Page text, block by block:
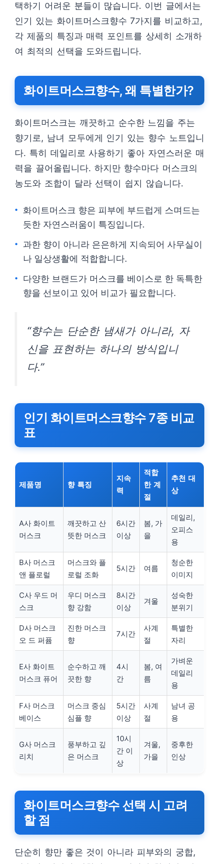
택하기 어려운 분들이 많습니다. 이번 글에서는
인기 있는 화이트머스크향수 7가지를 비교하고,
각 제품의 특징과 매력 포인트를 상세히 소개하
여 최적의 선택을 도와드립니다.
화이트머스크향수, 왜 특별한가?
화이트머스크는 깨끗하고 순수한 느낌을 주는
향기로, 남녀 모두에게 인기 있는 향수 노트입니
다. 특히 데일리로 사용하기 좋아 자연스러운 매
력을 끌어올립니다. 하지만 향수마다 머스크의
농도와 조합이 달라 선택이 쉽지 않습니다.
화이트머스크 향은 피부에 부드럽게 스며드는
듯한 자연스러움이 특징입니다.
과한 향이 아니라 은은하게 지속되어 사무실이
나 일상생활에 적합합니다.
다양한 브랜드가 머스크를 베이스로 한 독특한
향을 선보이고 있어 비교가 필요합니다.
“향수는 단순한 냄새가 아니라, 자
신을 표현하는 하나의 방식입니
다.”
인기 화이트머스크향수 7종 비교
표
제품명 향 특징
지속
력
적합
한 계
절
추천 대
상
A사 화이트
머스크
깨끗하고 산
뜻한 머스크
6시간
이상
봄, 가
을
데일리,
오피스
용
B사 머스크
앤 플로럴
머스크와 플
로럴 조화
5시간 여름
청순한
이미지
C사 우드 머
스크
우디 머스크
향 강함
8시간
이상
겨울
성숙한
분위기
D사 머스크
오 드 퍼퓸
진한 머스크
향
7시간
사계
절
특별한
자리
E사 화이트
머스크 퓨어
순수하고 깨
끗한 향
4시
간
봄, 여
름
가벼운
데일리
용
F사 머스크
베이스
머스크 중심
심플 향
5시간
이상
사계
절
남녀 공
용
G사 머스크
리치
풍부하고 깊
은 머스크
10시
간 이
상
겨울,
가을
중후한
인상
화이트머스크향수 선택 시 고려
할 점
단순히 향만 좋은 것이 아니라 피부와의 궁합,